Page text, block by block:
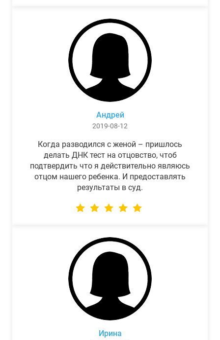
Андрей
2019-08-12
Когда разводился с женой – пришлось
делать ДНК тест на отцовство, чтоб
подтвердить что я действительно являюсь
отцом нашего ребенка. И предоставлять
результаты в суд.
Ирина